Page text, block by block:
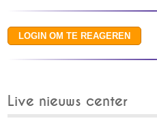
Live nieuws center